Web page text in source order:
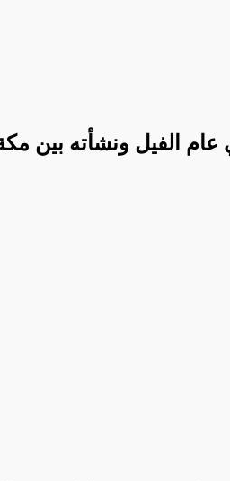
الفيل ونشأته بين مكة